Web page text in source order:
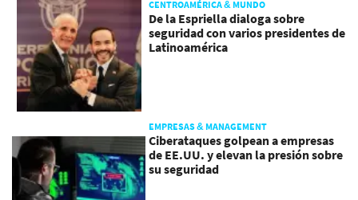
CENTROAMÉRICA & MUNDO
De la Espriella dialoga sobre
seguridad con varios presidentes de
Latinoamérica
EMPRESAS & MANAGEMENT
Ciberataques golpean a empresas
de EE.UU. y elevan la presión sobre
su seguridad